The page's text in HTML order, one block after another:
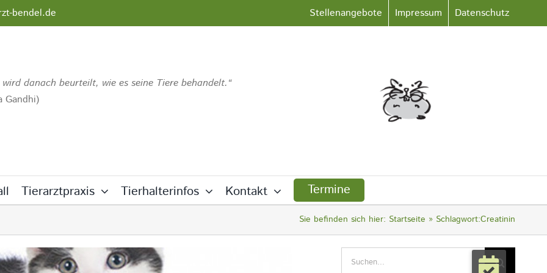
bendel.de Stellenangebote Impressum Datenschutz
danach beurteilt, wie es seine Tiere behandelt.
Gandhi)
Tierarztpraxis Tierhalterinfos Kontakt Termine
Sie befinden sich hier: Startseite Schlagwort:Creatinin